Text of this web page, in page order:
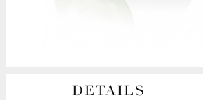
DETAILS